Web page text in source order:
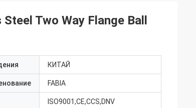
Two Way Flange Ball
КИТАЙ
FABIA
ISO9001,CE,CCS,DNV